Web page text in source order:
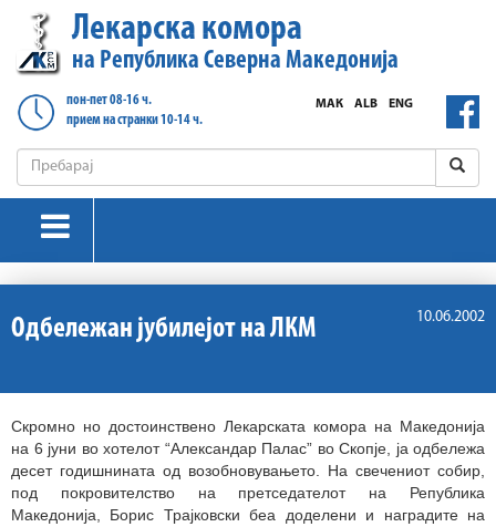
Лекарска комора
на Република Северна Македонија
пон-пет 08-16 ч.
прием на странки 10-14 ч.
ENG
ALB
МАК
10.06.2002
Одбележан јубилејот на ЛКМ
Скромно но достоинствено Лекарската комора на Македонија
на 6 јуни во хотелот “Александар Палас” во Скопје, ја одбележа
десет годишнината од возобновувањето. На свечениот собир,
под покровителство на претседателот на Република
Македонија, Борис Трајковски беа доделени и наградите на